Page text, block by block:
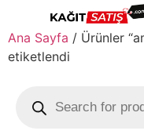
Ana Sayfa / Ürünler
etiketlendi